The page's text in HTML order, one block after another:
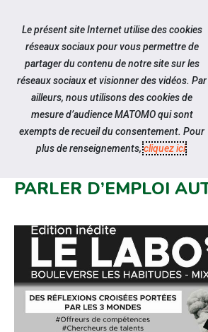
Aller au contenu
Notre actualité
À BOURG-EN-BRESSE,
PARLER D’EMPLOI
Le présent site Internet utilise des cookies
réseaux sociaux pour vous permettre de
partager du contenu de notre site sur les
réseaux sociaux et visionner des vidéos. Par
ailleurs, nous utilisons des cookies de
mesure d’audience MATOMO qui sont
exempts de recueil du consentement. Pour
plus de renseignements,cliquez ici.